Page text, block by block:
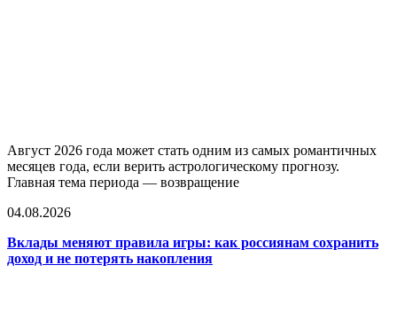
Август 2026 года может стать одним из самых романтичных
месяцев года, если верить астрологическому прогнозу.
Главная тема периода — возвращение
04.08.2026
Вклады меняют правила игры: как россиянам сохранить
доход и не потерять накопления